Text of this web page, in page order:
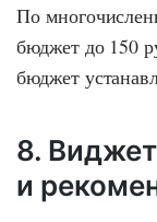
По
бюджет до 150
бюджет
8.
и